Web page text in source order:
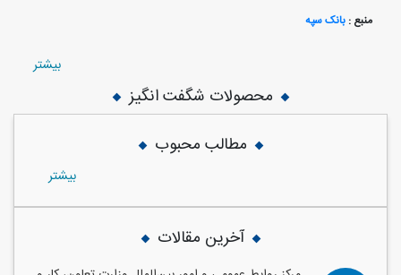
منبع : بانک سپه
بيشتر
محصولات شگفت انگیز
مطالب محبوب
بيشتر
آخرین مقالات